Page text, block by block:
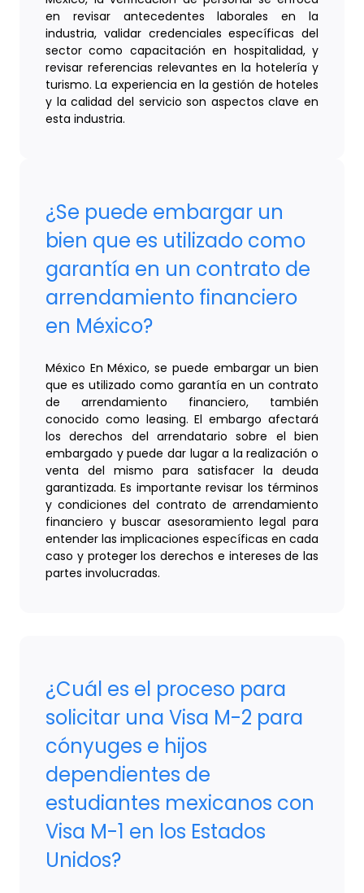
en revisar antecedentes laborales en la
industria, validar credenciales específicas del
sector como capacitación en hospitalidad, y
revisar referencias relevantes en la hotelería y
turismo. La experiencia en la gestión de hoteles
y la calidad del servicio son aspectos clave en
esta industria.
¿Se puede embargar un
bien que es utilizado como
garantía en un contrato de
arrendamiento financiero
en México?
México En México, se puede embargar un bien
que es utilizado como garantía en un contrato
de arrendamiento financiero, también
conocido como leasing. El embargo afectará
los derechos del arrendatario sobre el bien
embargado y puede dar lugar a la realización o
venta del mismo para satisfacer la deuda
garantizada. Es importante revisar los términos
y condiciones del contrato de arrendamiento
financiero y buscar asesoramiento legal para
entender las implicaciones específicas en cada
caso y proteger los derechos e intereses de las
partes involucradas.
¿Cuál es el proceso para
solicitar una Visa M-2 para
cónyuges e hijos
dependientes de
estudiantes mexicanos con
Visa M-1 en los Estados
Unidos?